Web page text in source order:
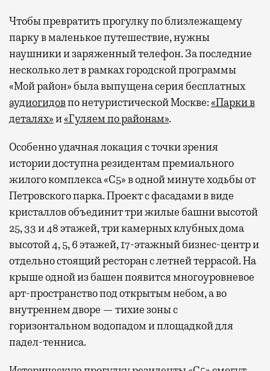
Чтобы превратить прогулку по близлежащему
парку в маленькое путешествие, нужны
наушники и заряженный телефон. За последние
несколько лет в рамках городской программы
«Мой район» была выпущена серия бесплатных
аудиогидовпо нетуристической Москве:«Парки в
деталях»и«Гуляем по районам».
Особенно удачная локация с точки зрения
истории доступна резидентам премиального
жилого комплекса «С5»в одной минуте ходьбы от
Петровского парка. Проект с фасадами в виде
кристаллов объединит три жилые башни высотой
25, 33 и 48 этажей, три камерных клубных дома
высотой 4, 5, 6 этажей, 17-этажный бизнес-центр и
отдельно стоящий ресторан с летней террасой. На
крыше одной из башен появится многоуровневое
арт-пространство под открытым небом, а во
внутреннем дворе — тихие зоны с
горизонтальном водопадом и площадкой для
падел-тенниса.